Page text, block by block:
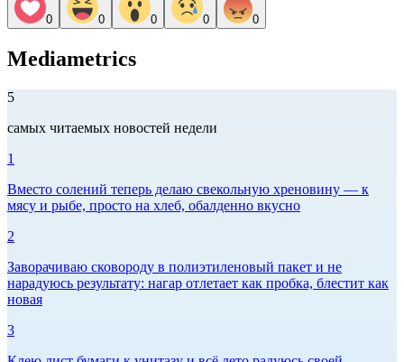
0 0 0 0 0
Mediametrics
5
самых читаемых новостей недели
1
Вместо солений теперь делаю свекольную хреновину — к
мясу и рыбе, просто на хлеб, обалденно вкусно
2
Заворачиваю сковороду в полиэтиленовый пакет и не
нарадуюсь результату: нагар отлетает как пробка, блестит как
новая
3